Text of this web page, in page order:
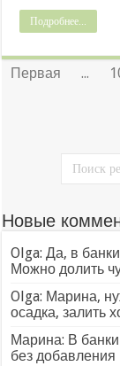
Подробнее...
Первая ...
Новые
Olga: Да, в
Можно долить
Olga: Марина,
осадка, залить
Марина: В
без